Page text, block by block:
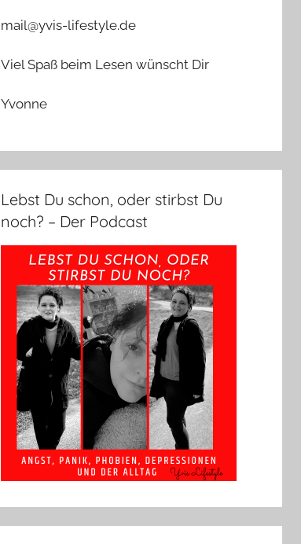
mail@yvis-lifestyle.de
Viel Spaß beim Lesen wünscht Dir
Yvonne
Lebst Du schon, oder stirbst Du
noch? – Der Podcast